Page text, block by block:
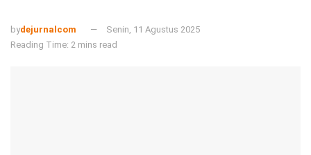
bydejurnalcom
Senin, 11 Agustus 2025
Reading Time: 2 mins read